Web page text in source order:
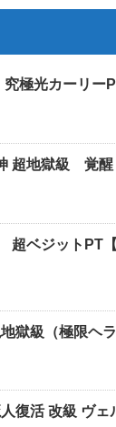
極光カーリー
超地獄級 覚醒
超ベジットPT
獄級（極限ヘ
復活 改級 ヴェ